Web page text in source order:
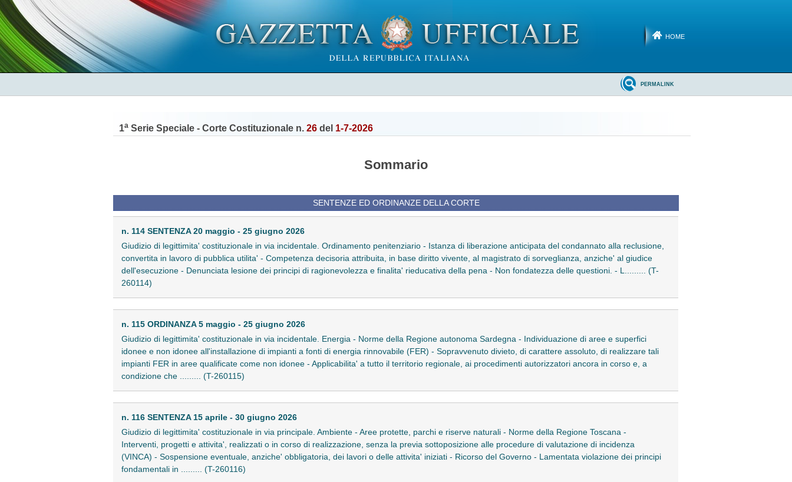
HOME
PERMALINK
1a Serie Speciale - Corte Costituzionale n. 26 del 1-7-2026
Sommario
SENTENZE ED ORDINANZE DELLA CORTE
n. 114 SENTENZA 20 maggio - 25 giugno 2026
Giudizio di legittimita' costituzionale in via incidentale. Ordinamento penitenziario - Istanza di liberazione anticipata del condannato alla reclusione,
convertita in lavoro di pubblica utilita' - Competenza decisoria attribuita, in base diritto vivente, al magistrato di sorveglianza, anziche' al giudice
dell'esecuzione - Denunciata lesione dei principi di ragionevolezza e finalita' rieducativa della pena - Non fondatezza delle questioni. - L......... (T-
260114)
n. 115 ORDINANZA 5 maggio - 25 giugno 2026
Giudizio di legittimita' costituzionale in via incidentale. Energia - Norme della Regione autonoma Sardegna - Individuazione di aree e superfici
idonee e non idonee all'installazione di impianti a fonti di energia rinnovabile (FER) - Sopravvenuto divieto, di carattere assoluto, di realizzare tali
impianti FER in aree qualificate come non idonee - Applicabilita' a tutto il territorio regionale, ai procedimenti autorizzatori ancora in corso e, a
condizione che ......... (T-260115)
n. 116 SENTENZA 15 aprile - 30 giugno 2026
Giudizio di legittimita' costituzionale in via principale. Ambiente - Aree protette, parchi e riserve naturali - Norme della Regione Toscana -
Interventi, progetti e attivita', realizzati o in corso di realizzazione, senza la previa sottoposizione alle procedure di valutazione di incidenza
(VINCA) - Sospensione eventuale, anziche' obbligatoria, dei lavori o delle attivita' iniziati - Ricorso del Governo - Lamentata violazione dei principi
fondamentali in ......... (T-260116)